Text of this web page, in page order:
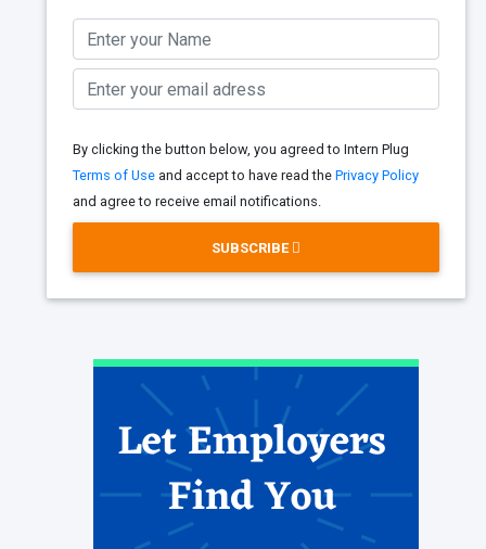
By clicking the button below, you agreed to Intern Plug
Terms of Use and accept to have read the Privacy Policy
and agree to receive email notifications.
SUBSCRIBE